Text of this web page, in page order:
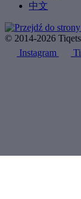
中文
© 2014-2026 Tiqets
Instagram